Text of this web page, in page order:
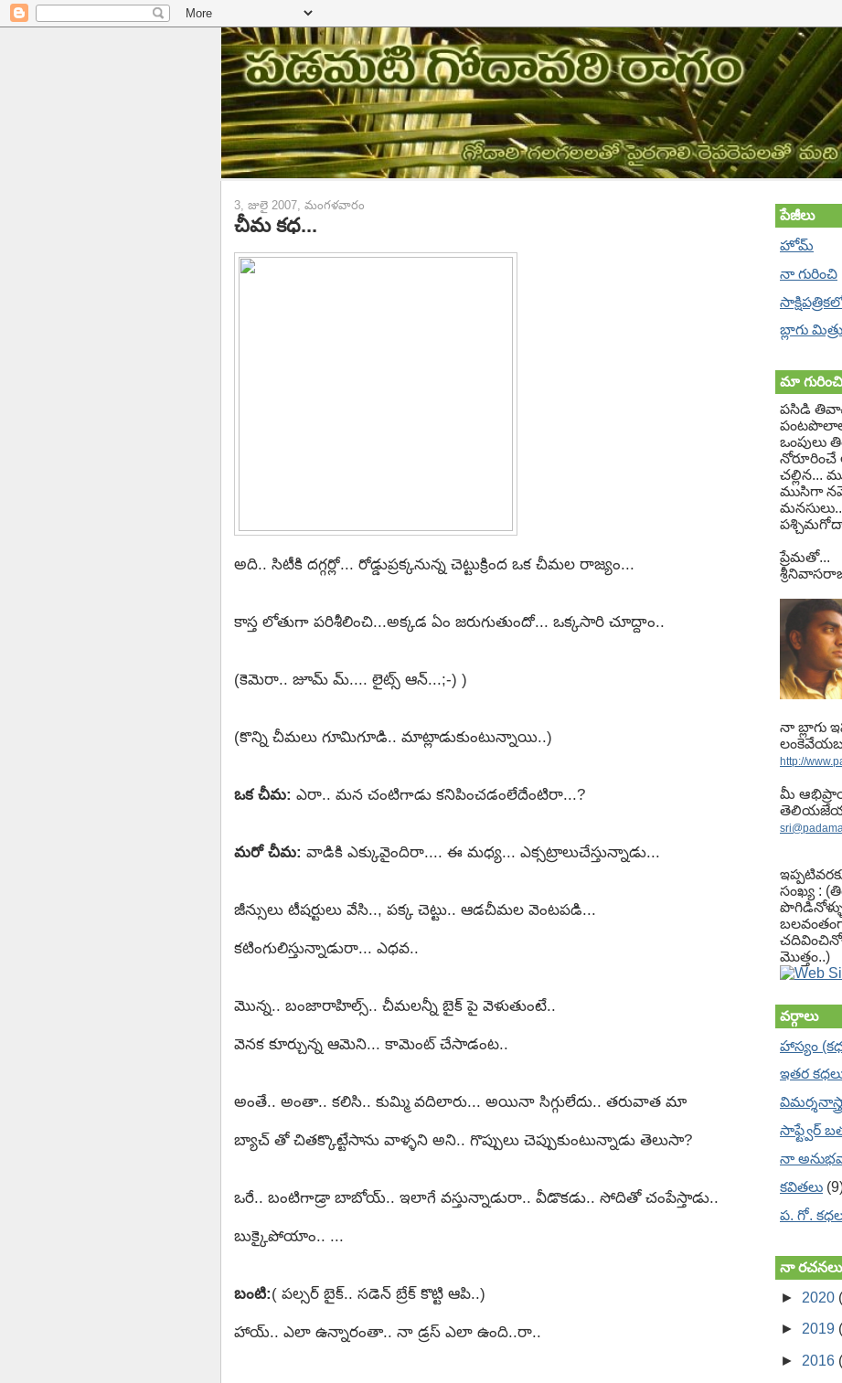
3, జులై 2007, మంగళవారం
చీమ కధ...
అది.. సిటీకి దగ్గర్లో... రోడ్డుప్రక్కనున్న చెట్టుక్రింద ఒక చీమల రాజ్యం...
కాస్త లోతుగా పరిశీలించి...అక్కడ ఏం జరుగుతుందో... ఒక్కసారి చూద్దాం..
(కెమెరా.. జూమ్ మ్.... లైట్స్ ఆన్...;-) )
(కొన్ని చీమలు గూమిగూడి.. మాట్లాడుకుంటున్నాయి..)
ఒక చీమ: ఎరా.. మన చంటిగాడు కనిపించడంలేదేంటిరా...?
మరో చీమ: వాడికి ఎక్కువైందిరా.... ఈ మధ్య... ఎక్సట్రాలుచేస్తున్నాడు...
జీన్సులు టీషర్టులు వేసి.., పక్క చెట్టు.. ఆడచీమల వెంటపడి...
కటింగులిస్తున్నాడురా... ఎధవ..
మొన్న.. బంజారాహిల్స్.. చీమలన్నీ బైక్ పై వెళుతుంటే..
వెనక కూర్చున్న ఆమెని... కామెంట్ చేసాడంట..
అంతే.. అంతా.. కలిసి.. కుమ్మి వదిలారు... అయినా సిగ్గులేదు.. తరువాత మా
బ్యాచ్ తో చితక్కొట్టేసాను వాళ్ళని అని.. గొప్పులు చెప్పుకుంటున్నాడు తెలుసా?
ఒరే.. బంటిగాడ్రా బాబోయ్.. ఇలాగే వస్తున్నాడురా.. వీడొకడు.. సోదితో చంపేస్తాడు..
బుక్కైపోయాం.. ...
బంటి:( పల్సర్ బైక్.. సడెన్ బ్రేక్ కొట్టి ఆపి..)
హాయ్.. ఎలా ఉన్నారంతా.. నా డ్రస్ ఎలా ఉంది..రా..
పేజీలు
హోమ్
నా గురించి
బ్లాగు
మా
పసిడి
ఒంపులు
నోరూరించే
చల్లిన...
ముసిగా
ప్రేమతో...
నా బ్లాగు
http://
మీ
సంఖ్య :
మొత్తం..)
వర్గాలు
హాస్యం
ఇతర
సాఫ్ట్వేర్
నా
కవితలు
ప. గో.
నా రచనలు
► 2020
► 2019
► 2016